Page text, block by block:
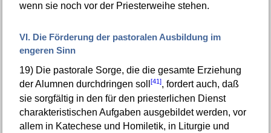
wenn sie noch vor der Priesterweihe stehen.
VI. Die Förderung der pastoralen Ausbildung im
engeren Sinn
19)Die pastorale Sorge, die die gesamte Erziehung
der Alumnen durchdringen soll
[41], fordert auch, daß
sie sorgfältig in den für den priesterlichen Dienst
charakteristischen Aufgaben ausgebildet werden, vor
allem in Katechese und Homiletik, in Liturgie und